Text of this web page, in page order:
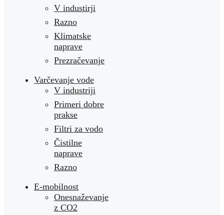
V industirji
Razno
Klimatske
naprave
Prezračevanje
Varčevanje vode
V industriji
Primeri dobre
prakse
Filtri za vodo
Čistilne
naprave
Razno
E-mobilnost
Onesnaževanje
z CO2